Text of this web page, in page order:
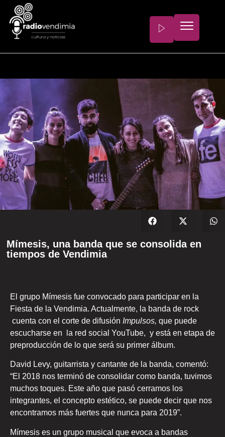
Mímesis, una banda que se consolida en
tiempos de Vendimia
El grupo Mímesis fue convocado para participar en la
Fiesta de la Vendimia. Actualmente, la banda de rock
cuenta con el corte de difusión Impulsos, que puede
escucharse en la red social YouTube, y está en etapa de
preproducción de lo que será su primer álbum.
David Levy, guitarrista y cantante de la banda, comentó:
“El 2018 nos terminó de consolidar como banda, tuvimos
muchos toques. Este año que pasó cerramos los
integrantes, el concepto estético, se puede decir que nos
encontramos más fuertes que nunca para 2019”.
Mímesis es un grupo musical que evoca a bandas